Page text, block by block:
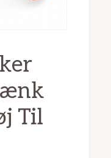
Til